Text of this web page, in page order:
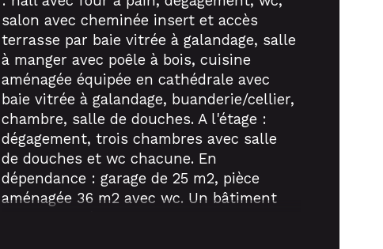
Nb de salle d'eau
Cuisine
salon avec cheminée insert et accès
terrasse par baie vitrée à galandage, salle
à manger avec poêle à bois, cuisine
aménagée équipée en cathédrale avec
baie vitrée à galandage, buanderie/cellier,
chambre, salle de douches. A l'étage :
dégagement, trois chambres avec salle
de douches et wc chacune. En
dépendance : garage de 25 m2, pièce
aménagée 36 m2 avec wc. Un bâtiment